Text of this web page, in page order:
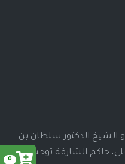
0
الشيخ الدكتور سلطان بن
حاكم الشارقة توجيهاته